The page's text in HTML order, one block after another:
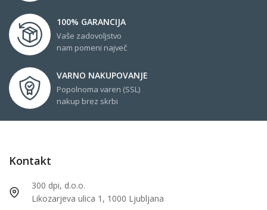
100% GARANCIJA
Vaše zadovoljstvo
nam pomeni največ
VARNO NAKUPOVANJE
Popolnoma varen (SSL)
nakup brez skrbi
Kontakt
300 dpi, d.o.o.
Likozarjeva ulica 1, 1000 Ljubljana